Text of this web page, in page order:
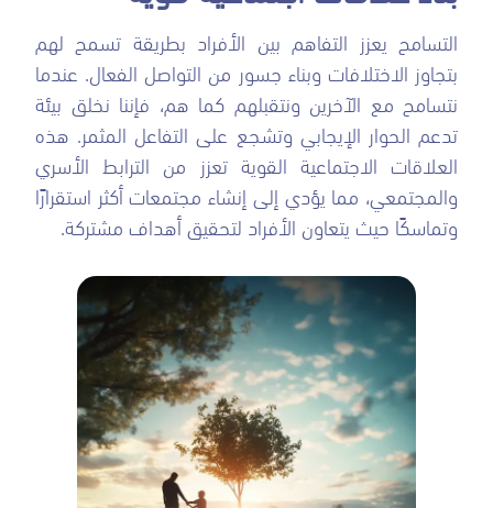
التسامح يعزز التفاهم بين الأفراد بطريقة تسمح لهم
بتجاوز الاختلافات وبناء جسور من التواصل الفعال. عندما
نتسامح مع الآخرين ونتقبلهم كما هم، فإننا نخلق بيئة
تدعم الحوار الإيجابي وتشجع على التفاعل المثمر. هذه
العلاقات الاجتماعية القوية تعزز من الترابط الأسري
والمجتمعي، مما يؤدي إلى إنشاء مجتمعات أكثر استقرارًا
وتماسكًا حيث يتعاون الأفراد لتحقيق أهداف مشتركة.